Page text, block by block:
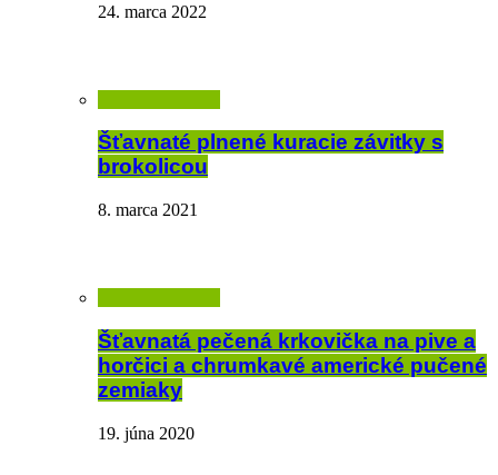
24. marca 2022
Šťavnaté plnené kuracie závitky s
brokolicou
8. marca 2021
Šťavnatá pečená krkovička na pive a
horčici a chrumkavé americké pučené
zemiaky
19. júna 2020